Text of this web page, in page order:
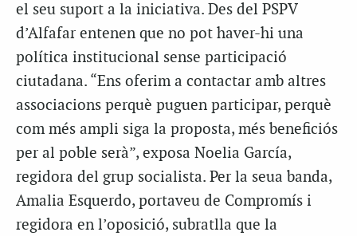
el seu suport a la iniciativa. Des del PSPV
d’Alfafar entenen que no pot haver-hi una
política institucional sense participació
ciutadana. “Ens oferim a contactar amb altres
associacions perquè puguen participar, perquè
com més ampli siga la proposta, més beneficiós
per al poble serà”, exposa Noelia García,
regidora del grup socialista. Per la seua banda,
Amalia Esquerdo, portaveu de Compromís i
regidora en l’oposició, subratlla que la